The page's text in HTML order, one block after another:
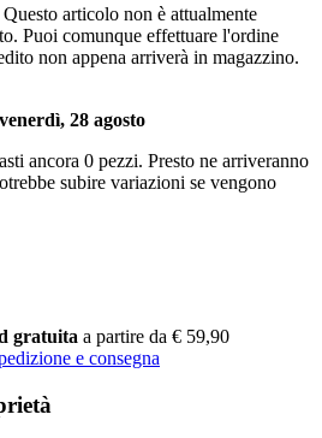
Questo articolo non è attualmente
Puoi comunque effettuare l'ordine
non appena arriverà in magazzino.
28 agosto
ancora 0 pezzi. Presto ne arriveranno
subire variazioni se vengono
gratuita a partire da € 59,90
e consegna